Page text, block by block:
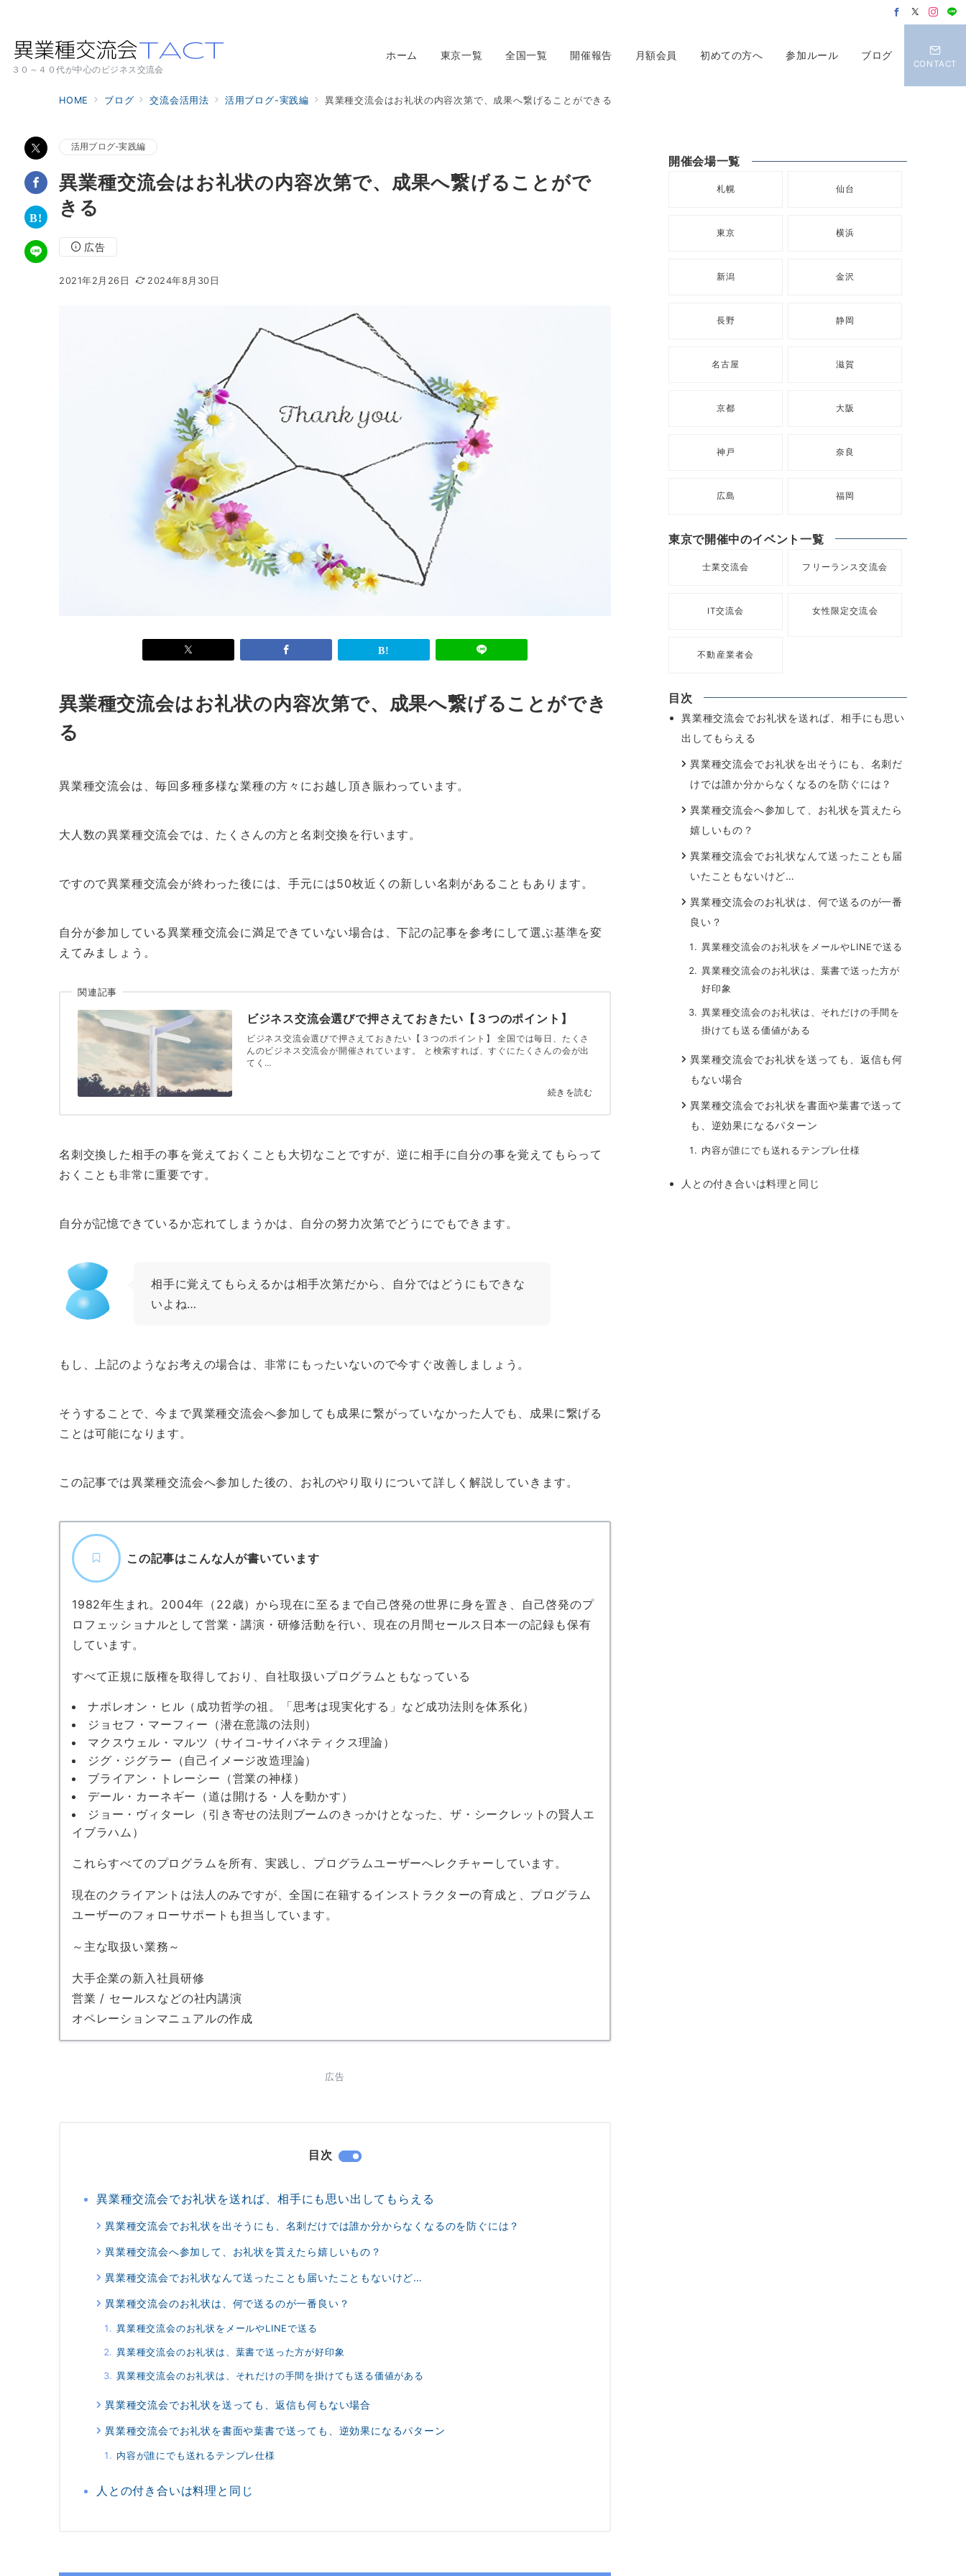
３０～４０代が中心のビジネス交流会
ホーム 東京一覧 全国一覧 開催報告 月額会員 初めての方へ 参加ルール ブログ
CONTACT
HOME ブログ 交流会活用法 活用ブログ-実践編 異業種交流会はお礼状の内容次第で、成果へ繋げることができる
活用ブログ-実践編
異業種交流会はお礼状の内容次第で、成果へ繋げることがで
きる
広告
2021年2月26日 2024年8月30日
異業種交流会はお礼状の内容次第で、成果へ繋げることができ
る
異業種交流会は、毎回多種多様な業種の方々にお越し頂き賑わっています。
大人数の異業種交流会では、たくさんの方と名刺交換を行います。
ですので異業種交流会が終わった後には、手元には50枚近くの新しい名刺があることもあります。
自分が参加している異業種交流会に満足できていない場合は、下記の記事を参考にして選ぶ基準を変
えてみましょう。
関連記事
ビジネス交流会選びで押さえておきたい【３つのポイント】
ビジネス交流会選びで押さえておきたい【３つのポイント】 全国では毎日、たくさ
んのビジネス交流会が開催されています。 と検索すれば、すぐにたくさんの会が出
てく…
続きを読む
名刺交換した相手の事を覚えておくことも大切なことですが、逆に相手に自分の事を覚えてもらって
おくことも非常に重要です。
自分が記憶できているか忘れてしまうかは、自分の努力次第でどうにでもできます。
相手に覚えてもらえるかは相手次第だから、自分ではどうにもできな
いよね…
もし、上記のようなお考えの場合は、非常にもったいないので今すぐ改善しましょう。
そうすることで、今まで異業種交流会へ参加しても成果に繋がっていなかった人でも、成果に繋げる
ことは可能になります。
この記事では異業種交流会へ参加した後の、お礼のやり取りについて詳しく解説していきます。
この記事はこんな人が書いています
1982年生まれ。2004年（22歳）から現在に至るまで自己啓発の世界に身を置き、自己啓発のプ
ロフェッショナルとして営業・講演・研修活動を行い、現在の月間セールス日本一の記録も保有
しています。
すべて正規に版権を取得しており、自社取扱いプログラムともなっている
ナポレオン・ヒル（成功哲学の祖。「思考は現実化する」など成功法則を体系化）
ジョセフ・マーフィー（潜在意識の法則）
マクスウェル・マルツ（サイコ-サイバネティクス理論）
ジグ・ジグラー（自己イメージ改造理論）
ブライアン・トレーシー（営業の神様）
デール・カーネギー（道は開ける・人を動かす）
ジョー・ヴィターレ（引き寄せの法則ブームのきっかけとなった、ザ・シークレットの賢人エ
イブラハム）
これらすべてのプログラムを所有、実践し、プログラムユーザーへレクチャーしています。
現在のクライアントは法人のみですが、全国に在籍するインストラクターの育成と、プログラム
ユーザーのフォローサポートも担当しています。
～主な取扱い業務～
大手企業の新入社員研修
営業 / セールスなどの社内講演
オペレーションマニュアルの作成
広告
目次
異業種交流会でお礼状を送れば、相手にも思い出してもらえる
異業種交流会でお礼状を出そうにも、名刺だけでは誰か分からなくなるのを防ぐには？
異業種交流会へ参加して、お礼状を貰えたら嬉しいもの？
異業種交流会でお礼状なんて送ったことも届いたこともないけど…
異業種交流会のお礼状は、何で送るのが一番良い？
異業種交流会のお礼状をメールやLINEで送る
異業種交流会のお礼状は、葉書で送った方が好印象
異業種交流会のお礼状は、それだけの手間を掛けても送る価値がある
異業種交流会でお礼状を送っても、返信も何もない場合
異業種交流会でお礼状を書面や葉書で送っても、逆効果になるパターン
内容が誰にでも送れるテンプレ仕様
人との付き合いは料理と同じ
開催会場一覧
札幌 仙台
東京 横浜
新潟 金沢
長野 静岡
名古屋 滋賀
京都 大阪
神戸 奈良
広島 福岡
東京で開催中のイベント一覧
士業交流会 フリーランス交流会
IT交流会 女性限定交流会
不動産業者会
目次
異業種交流会でお礼状を送れば、相手にも思い
出してもらえる
異業種交流会でお礼状を出そうにも、名刺だ
けでは誰か分からなくなるのを防ぐには？
異業種交流会へ参加して、お礼状を貰えたら
嬉しいもの？
異業種交流会でお礼状なんて送ったことも届
いたこともないけど…
異業種交流会のお礼状は、何で送るのが一番
良い？
異業種交流会のお礼状をメールやLINEで送る
異業種交流会のお礼状は、葉書で送った方が
好印象
異業種交流会のお礼状は、それだけの手間を
掛けても送る価値がある
異業種交流会でお礼状を送っても、返信も何
もない場合
異業種交流会でお礼状を書面や葉書で送って
も、逆効果になるパターン
内容が誰にでも送れるテンプレ仕様
人との付き合いは料理と同じ